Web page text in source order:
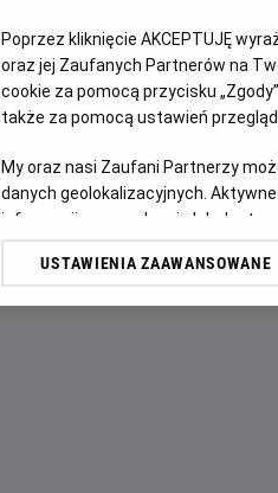
Poprzez kliknięcie AKCEPTUJĘ
oraz jej Zaufanych Partnerów na
cookie za pomocą przycisku
także za pomocą ustawień
My oraz nasi Zaufani Partnerzy
danych geolokalizacyjnych.
informacji na urządzeniu lub dostęp
odbiorców i ulepszanie usług.
USTAWIENIA ZAAWANSOWANE